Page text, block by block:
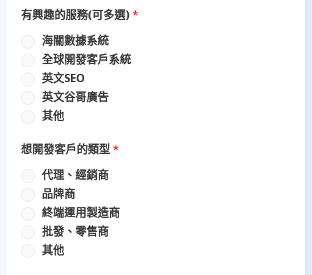
有興趣的服務(可多選)*
海關數據系統
全球開發客戶系統
英文SEO
英文谷哥廣告
其他
想開發客戶的類型*
代理、經銷商
品牌商
終端運用製造商
批發、零售商
其他